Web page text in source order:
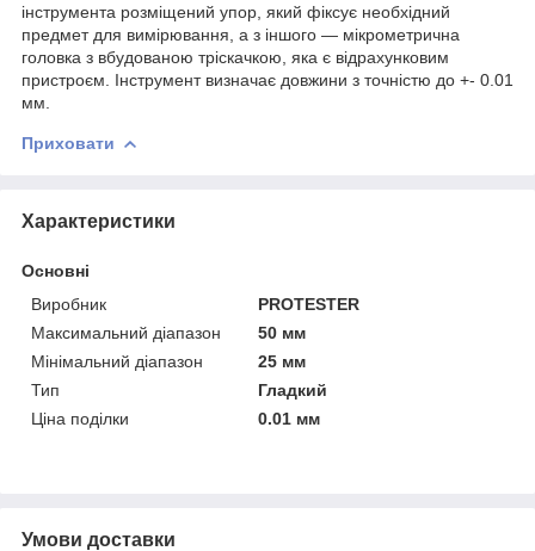
інструмента розміщений упор, який фіксує необхідний
предмет для вимірювання, а з іншого — мікрометрична
головка з вбудованою тріскачкою, яка є відрахунковим
пристроєм. Інструмент визначає довжини з точністю до +- 0.01
мм.
Приховати
Характеристики
Основні
Виробник
PROTESTER
Максимальний діапазон
50 мм
Мінімальний діапазон
25 мм
Тип
Гладкий
Ціна поділки
0.01 мм
Умови доставки